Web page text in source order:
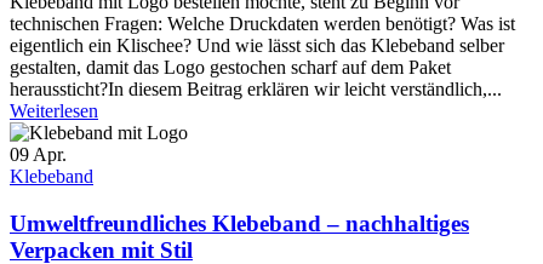
technischen Fragen: Welche Druckdaten werden benötigt? Was ist
eigentlich ein Klischee? Und wie lässt sich das Klebeband selber
gestalten, damit das Logo gestochen scharf auf dem Paket
heraussticht?In diesem Beitrag erklären wir leicht verständlich,...
Weiterlesen
09 Apr.
Klebeband
Umweltfreundliches Klebeband – nachhaltiges
Verpacken mit Stil